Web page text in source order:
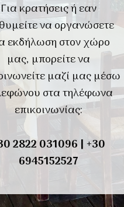
Για κρατήσεις ή εαν
να οργανώσετε
εκδήλωση στον χώρο
μας, μπορείτε να
μαζί μας μέσω
στα τηλέφωνα
επικοινωνίας:
2822 031096 | +30
6945152527